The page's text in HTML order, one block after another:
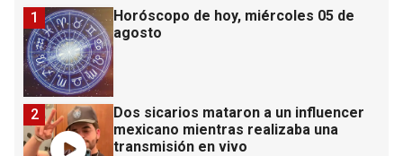
Horóscopo de hoy, miércoles 05 de
agosto
1
Dos sicarios mataron a un influencer
mexicano mientras realizaba una
transmisión en vivo
2